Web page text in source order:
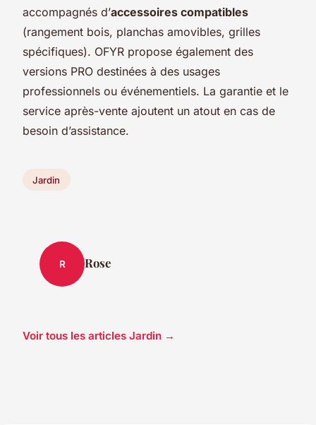
accompagnés d’accessoires compatibles
(rangement bois, planchas amovibles, grilles
spécifiques). OFYR propose également des
versions PRO destinées à des usages
professionnels ou événementiels. La garantie et le
service après-vente ajoutent un atout en cas de
besoin d’assistance.
Jardin
R Rose
Voir tous les articles Jardin →